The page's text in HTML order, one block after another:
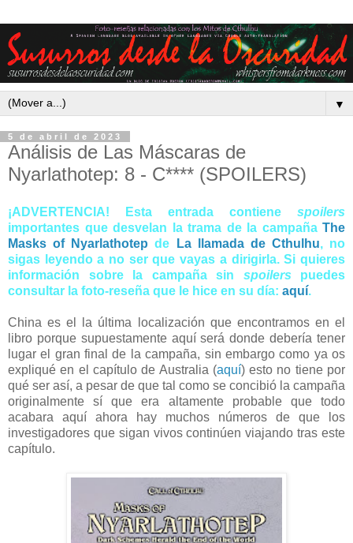
▼
5 de abril de 2023
Análisis de Las Máscaras de
Nyarlathotep: 8 - C**** (SPOILERS)
¡ADVERTENCIA! Esta entrada contiene spoilers
importantes que desvelan la trama de la campaña The
Masks of Nyarlathotep de La llamada de Cthulhu, no
sigas leyendo a no ser que vayas a dirigirla. Si quieres
información sobre la campaña sin spoilers puedes
consultar la foto-reseña que le hice en su día: aquí.
China es el la última localización que encontramos en el
libro porque supuestamente aquí será donde debería tener
lugar el gran final de la campaña, sin embargo como ya os
expliqué en el capítulo de Australia (aquí) esto no tiene por
qué ser así, a pesar de que tal como se concibió la campaña
originalmente sí que era altamente probable que todo
acabara aquí ahora hay muchos números de que los
investigadores que sigan vivos continúen viajando tras este
capítulo.